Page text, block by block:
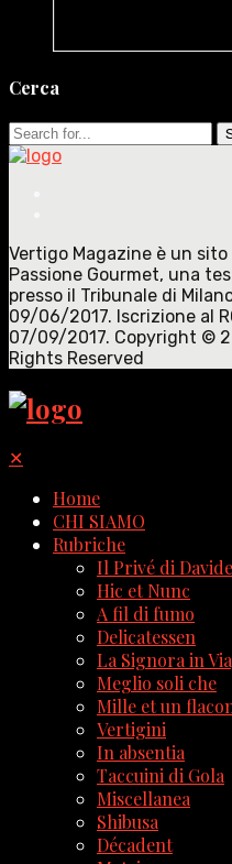
Cerca
Search
for:
Vertigo Magazine è un
Passione Gourmet, una
presso il Tribunale di
09/06/2017. Iscrizione al
07/09/2017. Copyright ©
Rights Reserved
✕
Home
CHI SIAMO
Rubriche
Il Privé di
Hic et Nunc
A fil di fumo
Delicatessen
La Signora in
Meglio soli che
Mille et un
Vertigini
In absentia
Taccuini di Gola
Miscellanea
Shibusa
Décadent